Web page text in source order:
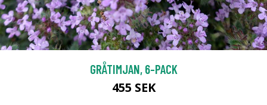
GRÅTIMJAN, 6-PACK
455 SEK